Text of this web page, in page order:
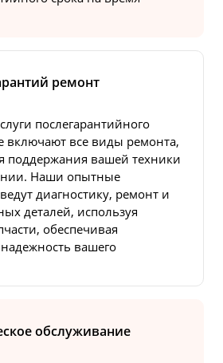
ремонт
послегарантийного
включают все виды ремонта,
поддержания вашей техники
Наши опытные
диагностику, ремонт и
деталей, используя
обеспечивая
вашего
обслуживание